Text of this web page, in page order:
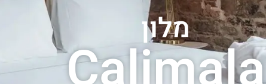
מלון